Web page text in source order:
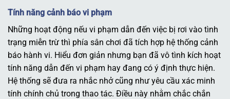
Tính năng cảnh báo vi phạm
Những hoạt động nếu vi phạm dẫn đến việc bị rơi vào tình
trạng miễn trừ thì phía sân chơi đã tích hợp hệ thống cảnh
báo hành vi. Hiểu đơn giản nhưng bạn đã vô tình kích hoạt
tính năng dẫn đến vi phạm hay đang có ý định thực hiện.
Hệ thống sẽ đưa ra nhắc nhở cũng như yêu cầu xác minh
tính chính chủ trong thao tác. Điều này nhằm chắc chắn